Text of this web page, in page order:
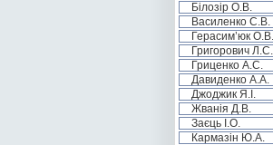
Білозір О.В.
Василенко С.В.
Герасим’юк О.В.
Григорович Л.С.
Гриценко А.С.
Давиденко А.А.
Джоджик Я.І.
Жванія Д.В.
Заєць І.О.
Кармазін Ю.А.